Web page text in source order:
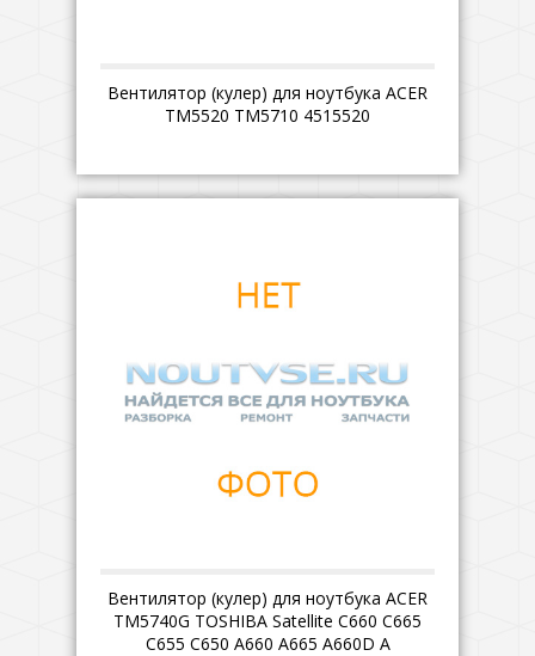
Вентилятор (кулер) для ноутбука ACER
TM5520 TM5710 4515520
Вентилятор (кулер) для ноутбука ACER
TM5740G TOSHIBA Satellite C660 C665
C655 C650 A660 A665 A660D A